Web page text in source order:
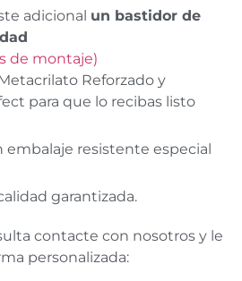
adicional un bastidor de
de montaje)
Reforzado y
para que lo recibas listo
embalaje resistente especial
garantizada.
contacte con nosotros y le
personalizada: